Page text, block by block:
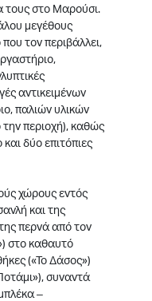
τους στο Μαρούσι.
μεγέθους
τον περιβάλλει,
αντικειμένων
παλιών υλικών
περιοχή), καθώς
δύο επιτόπιες
χώρους εντός
και της
περνά από τον
στο καθαυτό
(«Το Δάσος»)
συναντά
–